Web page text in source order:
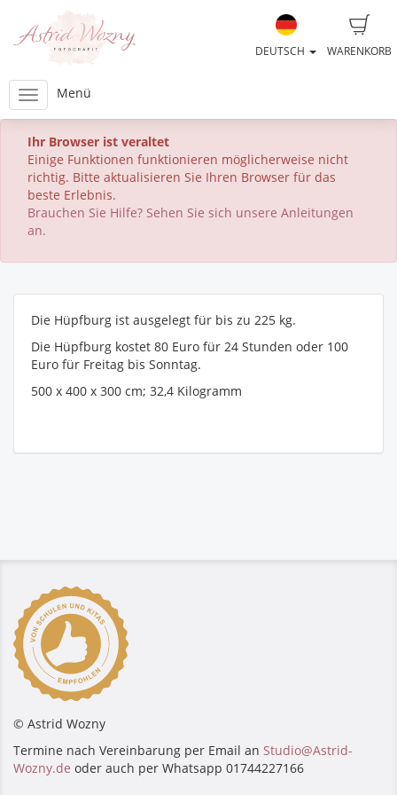
WARENKORB
DEUTSCH
Menü
Ihr Browser ist veraltet
Einige Funktionen funktionieren möglicherweise nicht
richtig. Bitte aktualisieren Sie Ihren Browser für das
beste Erlebnis.
Brauchen Sie Hilfe? Sehen Sie sich unsere Anleitungen
an.
Die Hüpfburg ist ausgelegt für bis zu 225 kg.
Die Hüpfburg kostet 80 Euro für 24 Stunden oder 100
Euro für Freitag bis Sonntag.
500 x 400 x 300 cm; 32,4 Kilogramm
© Astrid Wozny
Termine nach Vereinbarung per Email an Studio@Astrid-
Wozny.de oder auch per Whatsapp 01744227166